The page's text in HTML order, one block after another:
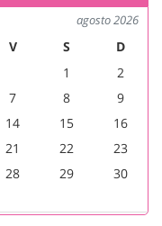
agosto 2026
V S
D
1
2
7 8
9
14 15
16
21 22
23
28 29
30